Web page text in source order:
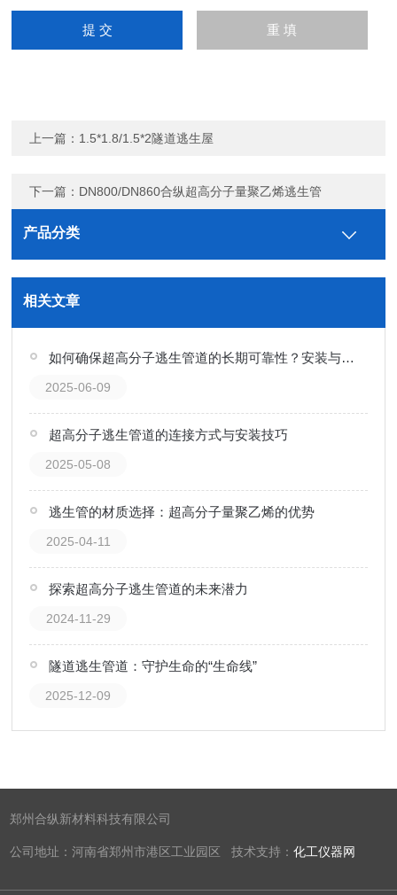
上一篇： 1.5*1.8/1.5*2隧道逃生屋
下一篇： DN800/DN860合纵超高分子量聚乙烯逃生管
产品分类
相关文章
如何确保超高分子逃生管道的长期可靠性？安装与维护关键点
2025-06-09
超高分子逃生管道的连接方式与安装技巧
2025-05-08
逃生管的材质选择：超高分子量聚乙烯的优势
2025-04-11
探索超高分子逃生管道的未来潜力
2024-11-29
隧道逃生管道：守护生命的“生命线”
2025-12-09
郑州合纵新材料科技有限公司
公司地址：河南省郑州市港区工业园区 技术支持：化工仪器网